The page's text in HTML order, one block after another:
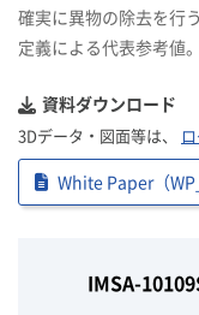
確実に異物の除去を
定義による代表参考
資料ダウンロード
3Dデータ・図面等は、
White Paper（
IMSA-